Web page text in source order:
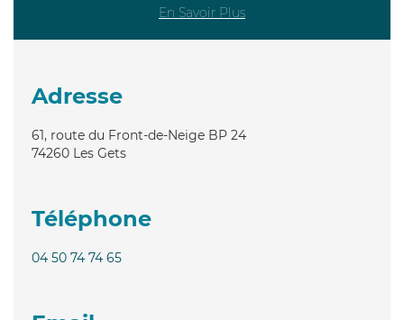
En Savoir Plus
Adresse
61, route du Front-de-Neige BP 24
74260 Les Gets
Téléphone
04 50 74 74 65